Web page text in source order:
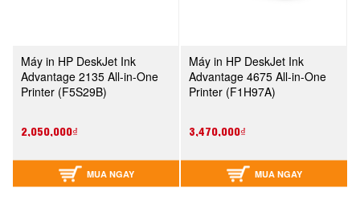
Máy in HP DeskJet Ink
Advantage 2135 All-in-One
Printer (F5S29B)
2,050,000₫
MUA NGAY
Máy in HP DeskJet Ink
Advantage 4675 All-in-One
Printer (F1H97A)
3,470,000₫
MUA NGAY